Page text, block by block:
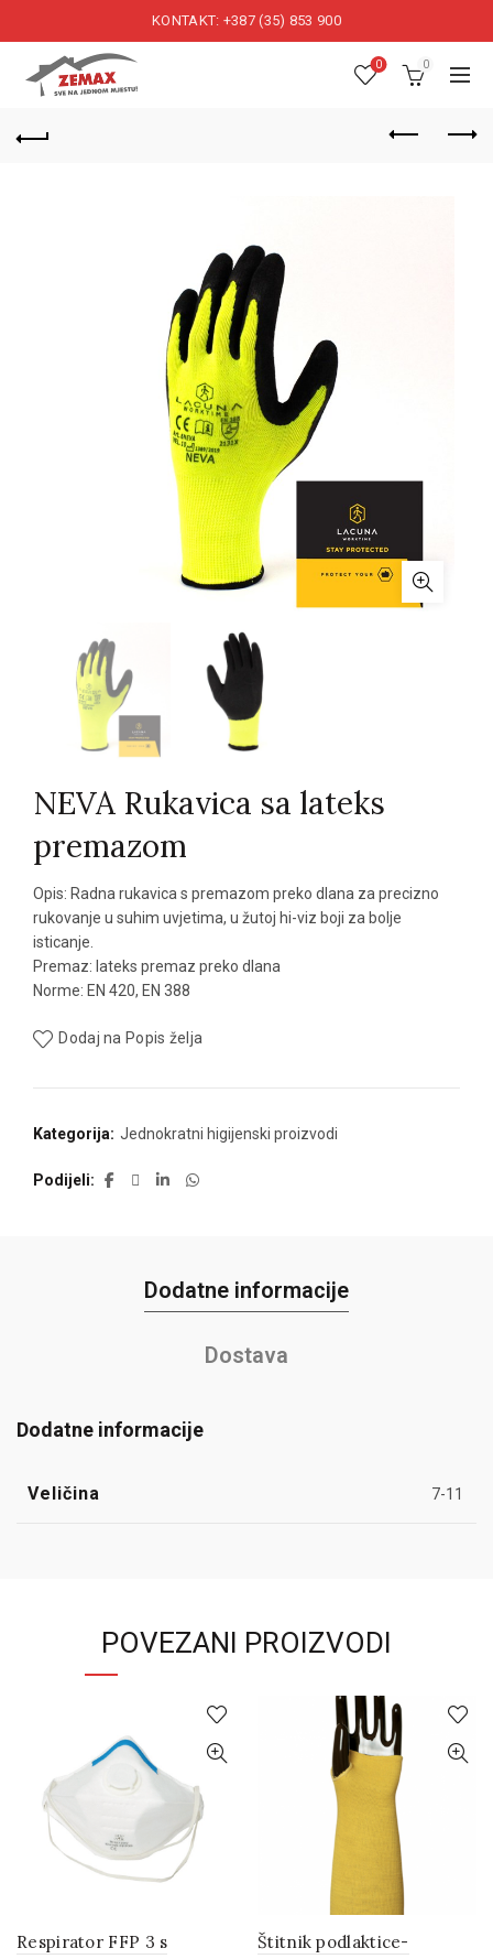
KONTAKT: +387 (35) 853 900
0 0
NEVA Rukavica sa lateks
premazom
Opis: Radna rukavica s premazom preko dlana za precizno
rukovanje u suhim uvjetima, u žutoj hi-viz boji za bolje
isticanje.
Premaz: lateks premaz preko dlana
Norme: EN 420, EN 388
Dodaj na Popis želja
Kategorija: Jednokratni higijenski proizvodi
Podijeli
Dodatne informacije
Dostava
Dodatne informacije
Veličina 7-11
POVEZANI PROIZVODI
Respirator FFP 3 s
Štitnik podlaktice-